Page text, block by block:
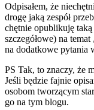
Odpisałem, że
drogę jaką zespół
chętnie opublikuję
szczegółowe) na
na dodatkowe pytania
PS Tak, to znaczy, że
Jeśli będzie fajnie
osobom tworzącym
go na tym blogu.